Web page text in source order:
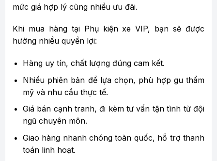
mức giá hợp lý cùng nhiều ưu đãi.
Khi mua hàng tại Phụ kiện xe VIP, bạn sẽ được
hưởng nhiều quyền lợi:
Hàng uy tín, chất lượng đúng cam kết.
Nhiều phiên bản để lựa chọn, phù hợp gu thẩm
mỹ và nhu cầu thực tế.
Giá bán cạnh tranh, đi kèm tư vấn tận tình từ đội
ngũ chuyên môn.
Giao hàng nhanh chóng toàn quốc, hỗ trợ thanh
toán linh hoạt.